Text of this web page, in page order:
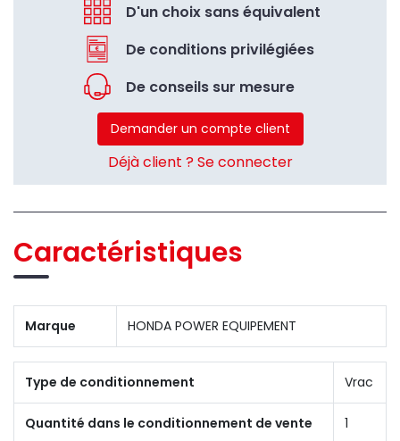
D'un choix sans équivalent
De conditions privilégiées
De conseils sur mesure
Demander un compte client
Déjà client ? Se connecter
Caractéristiques
Marque HONDA POWER EQUIPEMENT
Type de conditionnement Vrac
Quantité dans le conditionnement de vente 1